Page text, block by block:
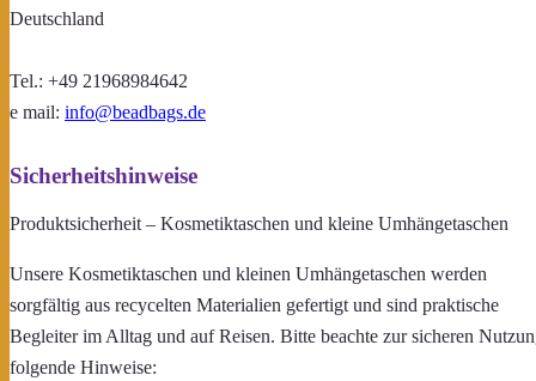
Deutschland
Tel.: +49 21968984642
e mail: info@beadbags.de
Sicherheitshinweise
Produktsicherheit – Kosmetiktaschen und kleine Umhängetaschen
Unsere Kosmetiktaschen und kleinen Umhängetaschen werden
sorgfältig aus recycelten Materialien gefertigt und sind praktische
Begleiter im Alltag und auf Reisen. Bitte beachte zur sicheren
folgende Hinweise: